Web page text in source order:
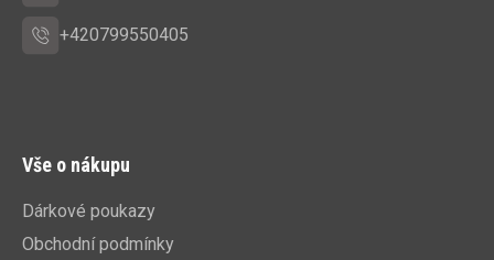
+420799550405
Vše o nákupu
Dárkové poukazy
Obchodní podmínky